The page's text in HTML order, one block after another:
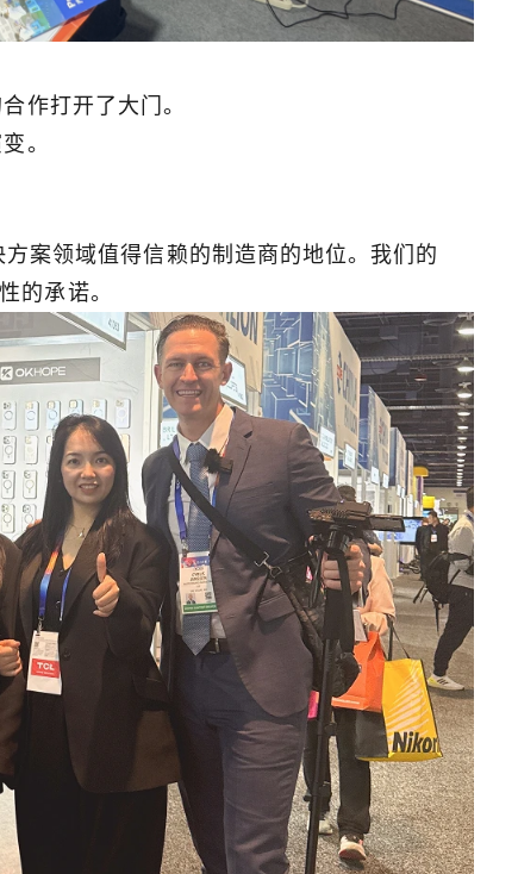
作打开了大门。
。
案领域值得信赖的制造商的地位。我们的
的承诺。